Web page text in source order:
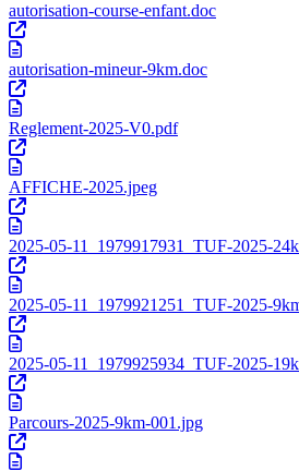
autorisation-course-enfant.doc
autorisation-mineur-9km.doc
Reglement-2025-V0.pdf
AFFICHE-2025.jpeg
2025-05-11_1979917931_TUF-2025-
2025-05-11_1979921251_TUF-2025-
2025-05-11_1979925934_TUF-2025-
Parcours-2025-9km-001.jpg